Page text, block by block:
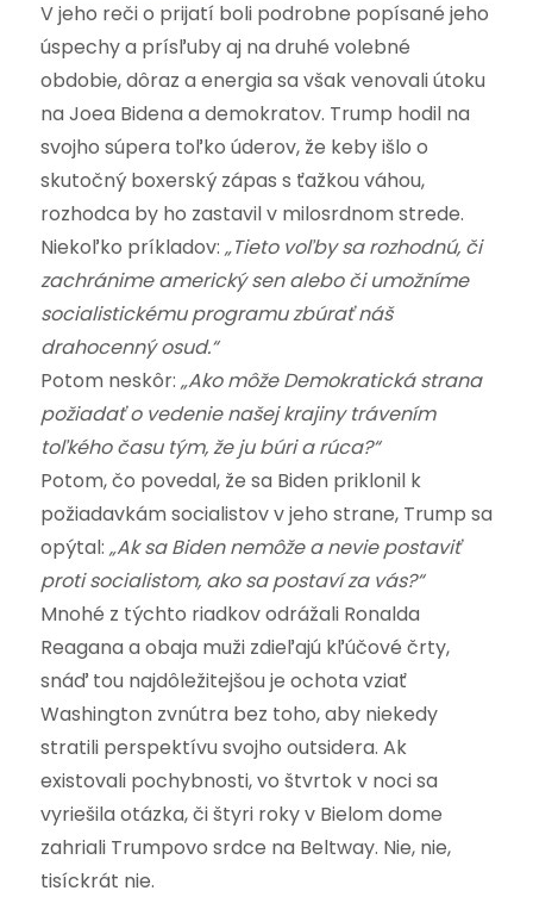
V jeho reči o prijatí boli podrobne popísané jeho
úspechy a prísľuby aj na druhé volebné
obdobie, dôraz a energia sa však venovali útoku
na Joea Bidena a demokratov. Trump hodil na
svojho súpera toľko úderov, že keby išlo o
skutočný boxerský zápas s ťažkou váhou,
rozhodca by ho zastavil v milosrdnom strede.
Niekoľko príkladov: „Tieto voľby sa rozhodnú, či
zachránime americký sen alebo či umožníme
socialistickému programu zbúrať náš
drahocenný osud.“
Potom neskôr: „Ako môže Demokratická strana
požiadať o vedenie našej krajiny trávením
toľkého času tým, že ju búri a rúca?“
Potom, čo povedal, že sa Biden priklonil k
požiadavkám socialistov v jeho strane, Trump sa
opýtal: „Ak sa Biden nemôže a nevie postaviť
proti socialistom, ako sa postaví za vás?“
Mnohé z týchto riadkov odrážali Ronalda
Reagana a obaja muži zdieľajú kľúčové črty,
snáď tou najdôležitejšou je ochota vziať
Washington zvnútra bez toho, aby niekedy
stratili perspektívu svojho outsidera. Ak
existovali pochybnosti, vo štvrtok v noci sa
vyriešila otázka, či štyri roky v Bielom dome
zahriali Trumpovo srdce na Beltway. Nie, nie,
tisíckrát nie.